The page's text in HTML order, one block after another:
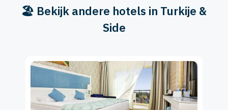
🏖️ Bekijk andere hotels in Turkije &
Side